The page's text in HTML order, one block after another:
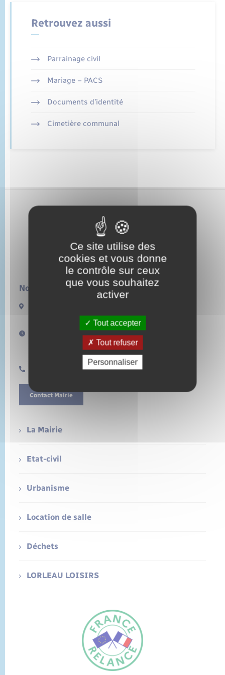
Cimetière communal
Retrouvez aussi
Parrainage civil
Mariage – PACS
Documents d’identité
Cimetière communal
Nous contacter :
27480 LORLEAU
Horaires d'ouverture :
Lundi de 14h à 17h
Samedi de 11h à 12h
Contact Mairie
La Mairie
Etat-civil
Urbanisme
Location de salle
Déchets
LORLEAU LOISIRS
Ce site utilise des
cookies et vous donne
le contrôle sur ceux
que vous souhaitez
activer
Tout accepter
Tout refuser
Personnaliser